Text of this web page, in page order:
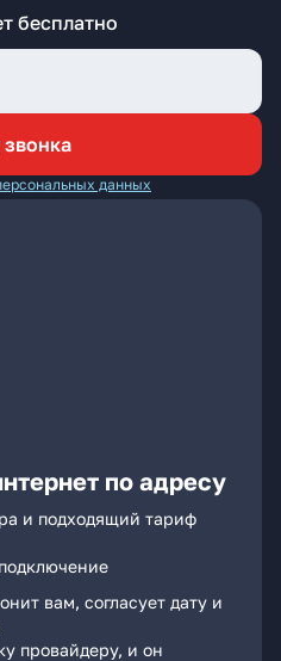
бесплатно
данных
по адресу
и подходящий тариф
вам, согласует дату и
провайдеру, и он